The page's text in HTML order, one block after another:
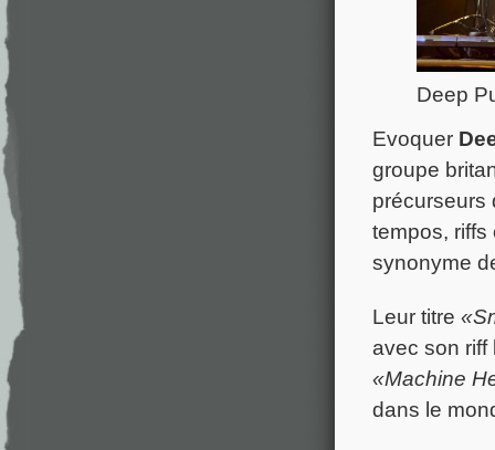
Deep
Evoquer
groupe
tempos, riffs
synonyme
Leur titre
avec son
«Machine
dans le